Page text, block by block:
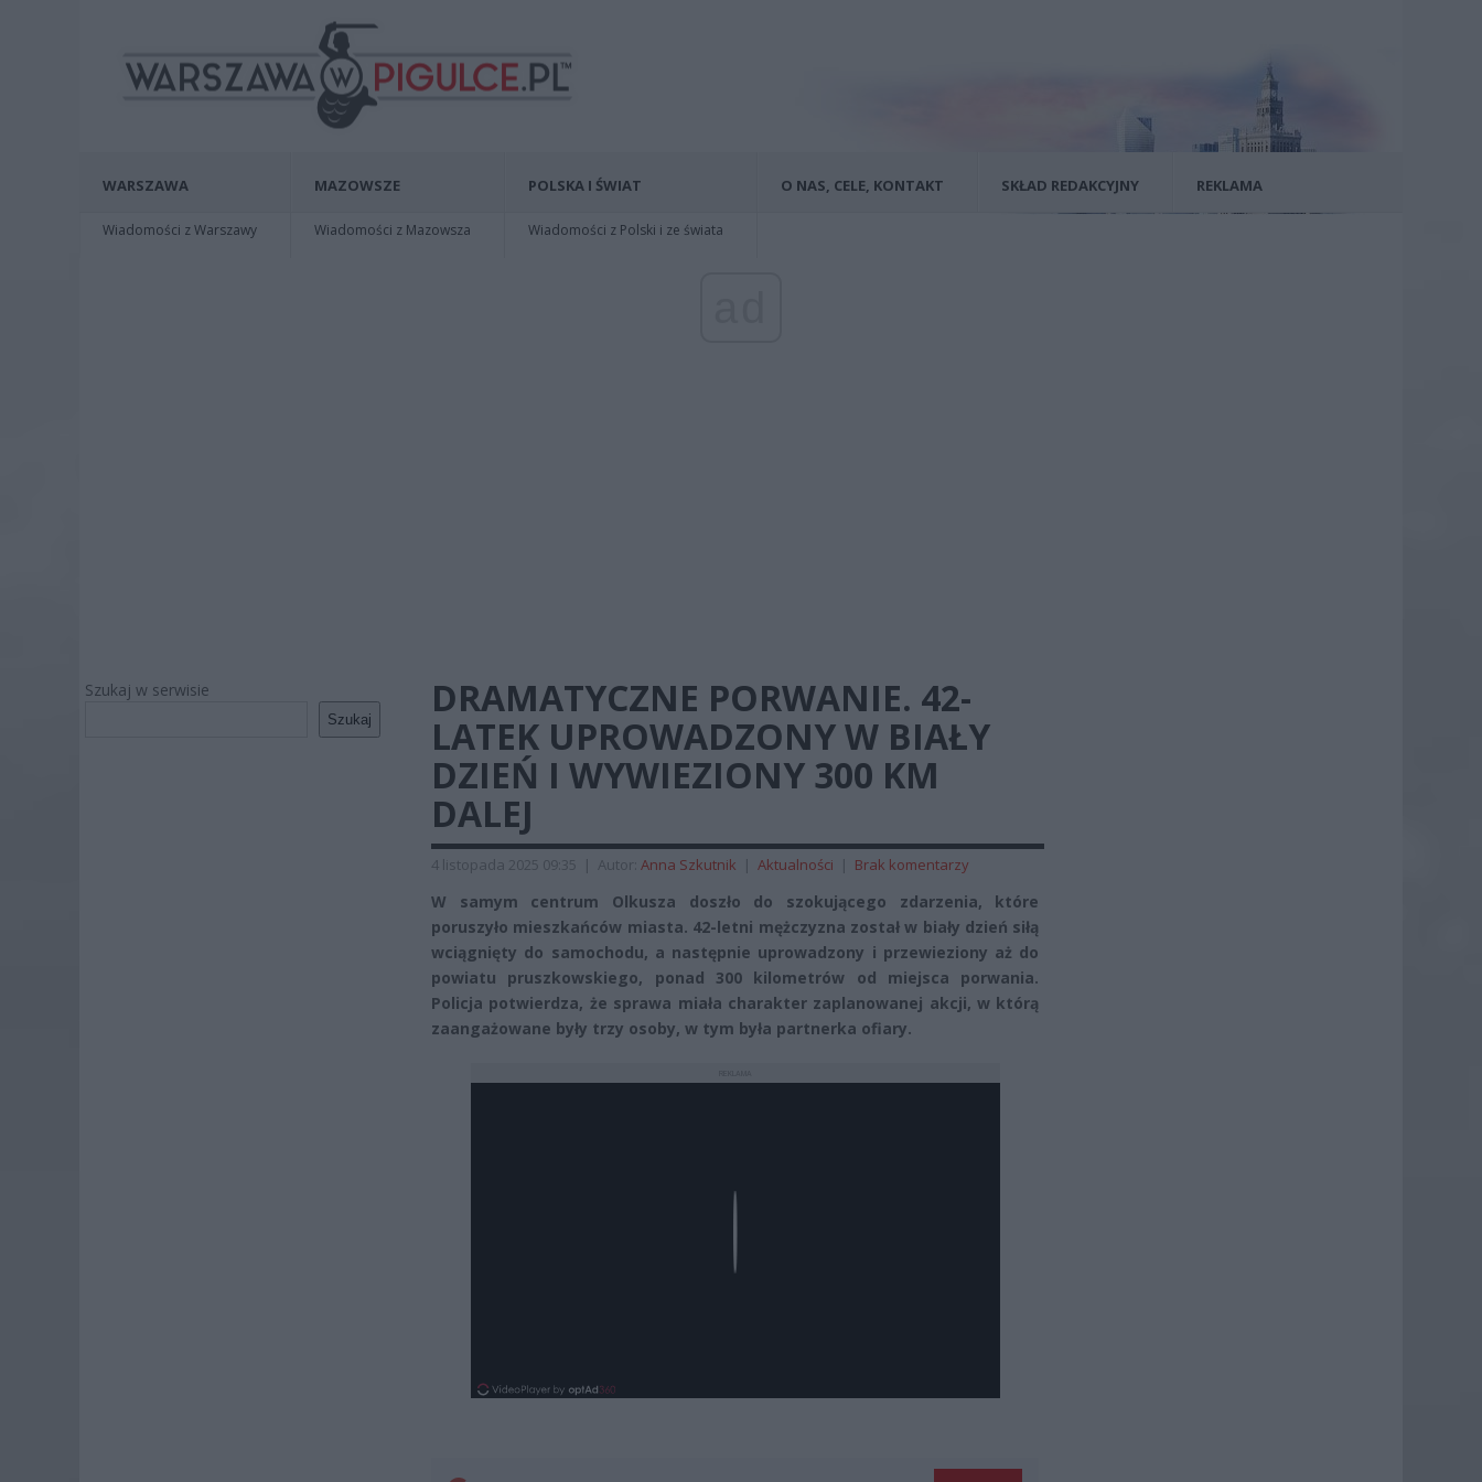
WARSZAWA
Wiadomości z Warszawy
MAZOWSZE
Wiadomości z Mazowsza
POLSKA I ŚWIAT
Wiadomości z Polski i ze świata
O NAS, CELE, KONTAKT SKŁAD REDAKCYJNY REKLAMA
Szukaj w serwisie
Szukaj
DRAMATYCZNE PORWANIE. 42-
LATEK UPROWADZONY W BIAŁY
DZIEŃ I WYWIEZIONY 300 KM
DALEJ
4 listopada 2025 09:35 | Autor: Anna Szkutnik | Aktualności | Brak komentarzy
W samym centrum Olkusza doszło do szokującego zdarzenia, które
poruszyło mieszkańców miasta. 42-letni mężczyzna został w biały dzień siłą
wciągnięty do samochodu, a następnie uprowadzony i przewieziony aż do
powiatu pruszkowskiego, ponad 300 kilometrów od miejsca porwania.
Policja potwierdza, że sprawa miała charakter zaplanowanej akcji, w którą
zaangażowane były trzy osoby, w tym była partnerka ofiary.